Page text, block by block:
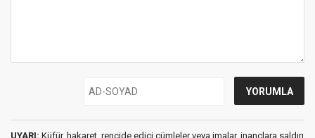
UYARI: Küfür, hakaret, rencide edici cümleler veya imalar, inançlara saldırı